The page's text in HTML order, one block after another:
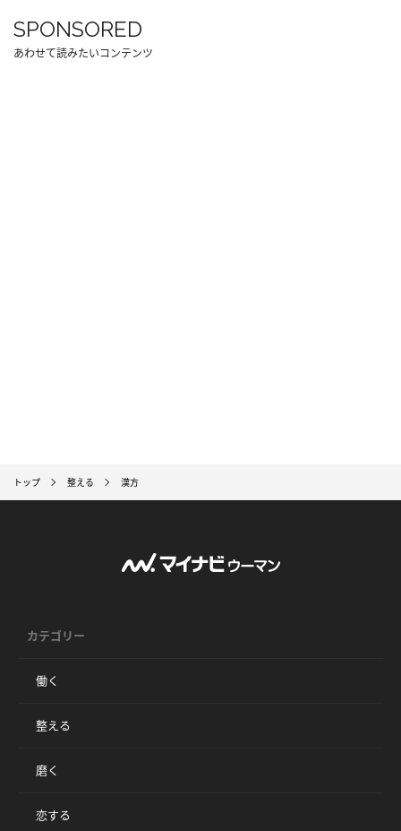
SPONSORED
あわせて読みたいコンテンツ
トップ 整える 漢方
カテゴリー
働く
整える
磨く
恋する